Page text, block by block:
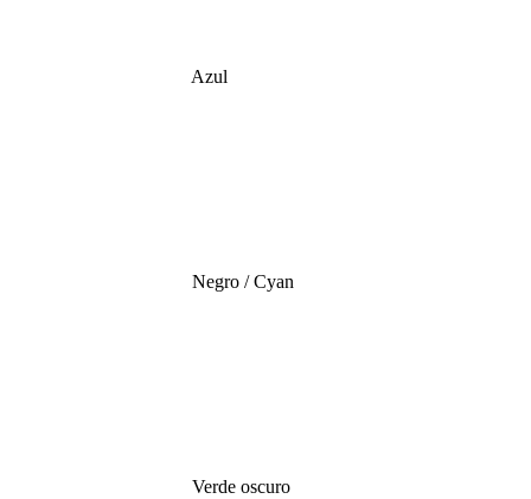
Azul
Negro / Cyan
Verde oscuro